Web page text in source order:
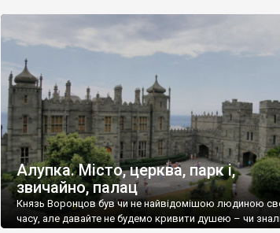
Алупка. Місто, церква, парк і,
звичайно, палац
Князь Воронцов був чи не найвідомішою людиною
часу, але давайте не будемо кривити душею – чи